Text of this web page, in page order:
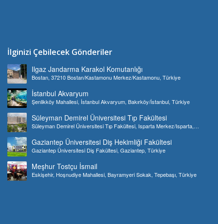
İlginizi Çebilecek Gönderiler
Ilgaz Jandarma Karakol Komutanlığı
Bostan, 37210 Bostan/Kastamonu Merkez/Kastamonu, Türkiye
İstanbul Akvaryum
Şenlikköy Mahallesi, İstanbul Akvaryum, Bakırköy/İstanbul, Türkiye
Süleyman Demirel Üniversitesi Tıp Fakültesi
Süleyman Demirel Üniversitesi Tıp Fakültesi, Isparta Merkez/Isparta,
Gaziantep Üniversitesi Diş Hekimliği Fakültesi
Gaziantep Üniversitesi Diş Fakültesi, Gaziantep, Türkiye
Meşhur Tostçu İsmail
Eskişehir, Hoşnudiye Mahallesi, Bayramyeri Sokak, Tepebaşı, Türkiye